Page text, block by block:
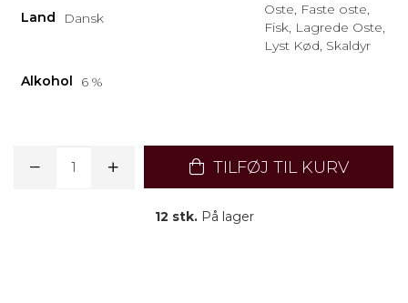
Land Dansk
Oste, Faste oste,
Fisk, Lagrede Oste,
Lyst Kød, Skaldyr
Alkohol 6 %
TILFØJ TIL KURV
12 stk.På lager